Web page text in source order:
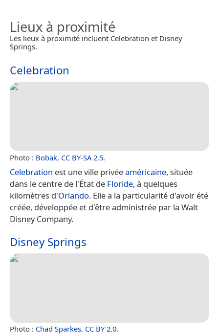
Lieux à proximité
Les lieux à proximité incluent Celebration et Disney
Springs.
Celebration
Photo : Bobak, CC BY-SA 2.5.
Celebration est une ville privéeaméricaine, située
dans le centre de l'État de Floride, à quelques
kilomètres d'Orlando. Elle a la particularité d'avoir été
créée, développée et d'être administrée par la Walt
Disney Company.
Disney Springs
Photo : Chad Sparkes, CC BY 2.0.